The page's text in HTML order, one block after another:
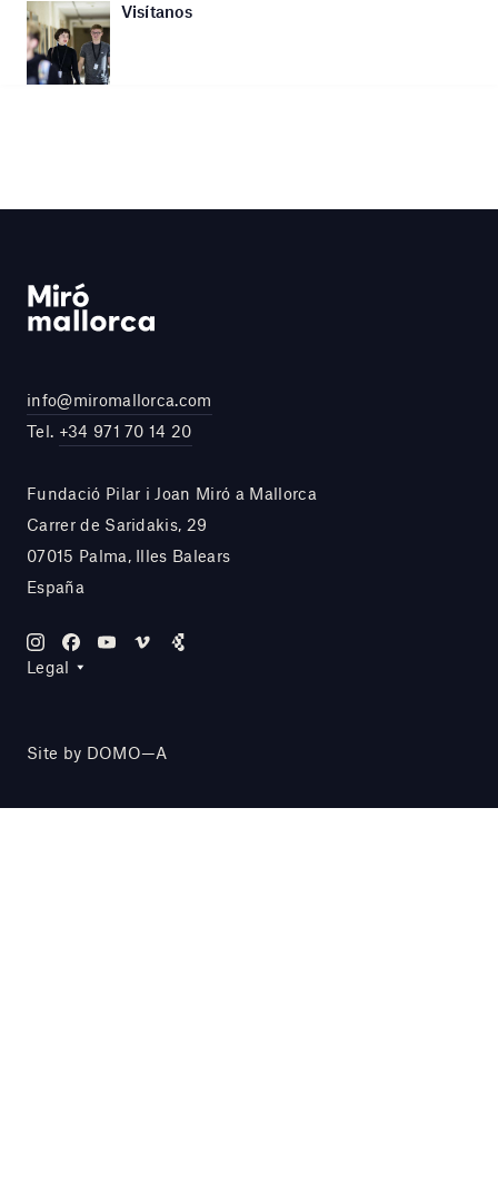
Visítanos
info@miromallorca.com
Tel. +34 971 70 14 20
Fundació Pilar i Joan Miró a Mallorca
Carrer de Saridakis, 29
07015 Palma, Illes Balears
España
Legal
Site by DOMO—A